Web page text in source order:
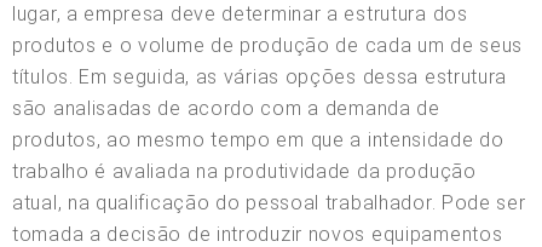
lugar, a empresa deve determinar a estrutura dos
produtos e o volume de produção de cada um de seus
títulos. Em seguida, as várias opções dessa estrutura
são analisadas de acordo com a demanda de
produtos, ao mesmo tempo em que a intensidade do
trabalho é avaliada na produtividade da produção
atual, na qualificação do pessoal trabalhador. Pode ser
tomada a decisão de introduzir novos equipamentos